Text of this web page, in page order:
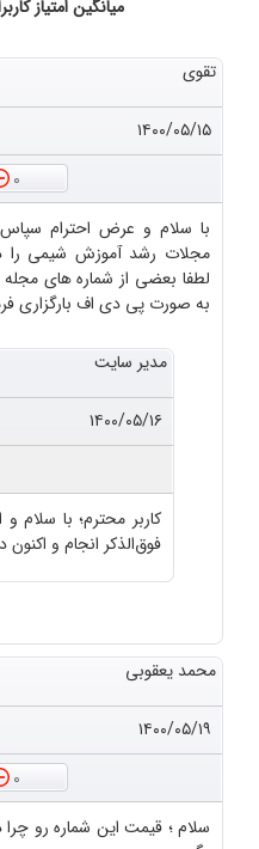
میانگین امتیاز کاربران: 0.8
تقوی
۱۴۰۰/۰۵/۱۵
0
با سلام و عرض احترام
مجلات رشد آموزش شیمی را در
به صورت پی دی اف بارگزاری
مدیر سایت
۱۴۰۰/۰۵/۱۶
کاربر محترم؛ با سلام
فوق‌الذکر انجام و
محمد یعقوبی
۱۴۰۰/۰۵/۱۹
0
سلام ؛ قیمت این شماره رو